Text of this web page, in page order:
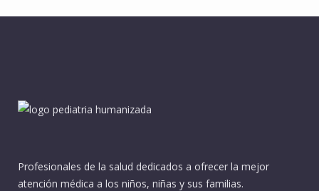
Profesionales de la salud dedicados a ofrecer la mejor
atención médica a los niños, niñas y sus familias.